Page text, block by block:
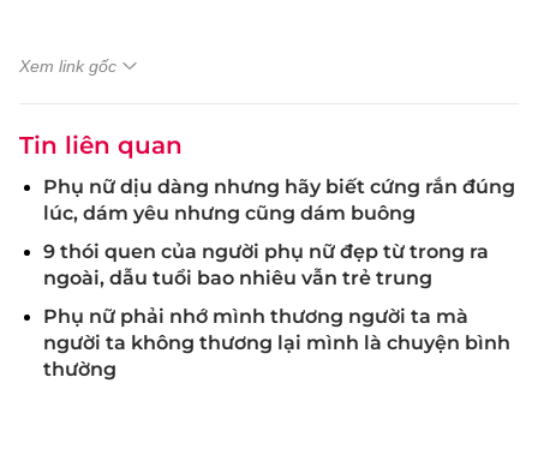
Xem link gốc
Tin liên quan
Phụ nữ dịu dàng nhưng hãy biết cứng rắn đúng
lúc, dám yêu nhưng cũng dám buông
9 thói quen của người phụ nữ đẹp từ trong ra
ngoài, dẫu tuổi bao nhiêu vẫn trẻ trung
Phụ nữ phải nhớ mình thương người ta mà
người ta không thương lại mình là chuyện bình
thường